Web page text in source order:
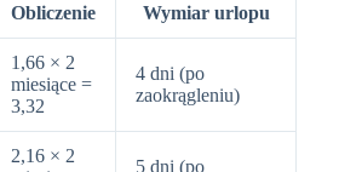
Obliczenie Wymiar urlopu
1,66 × 2
miesiące =
3,32
4 dni (po
zaokrągleniu)
2,16 × 2
5 dni (po